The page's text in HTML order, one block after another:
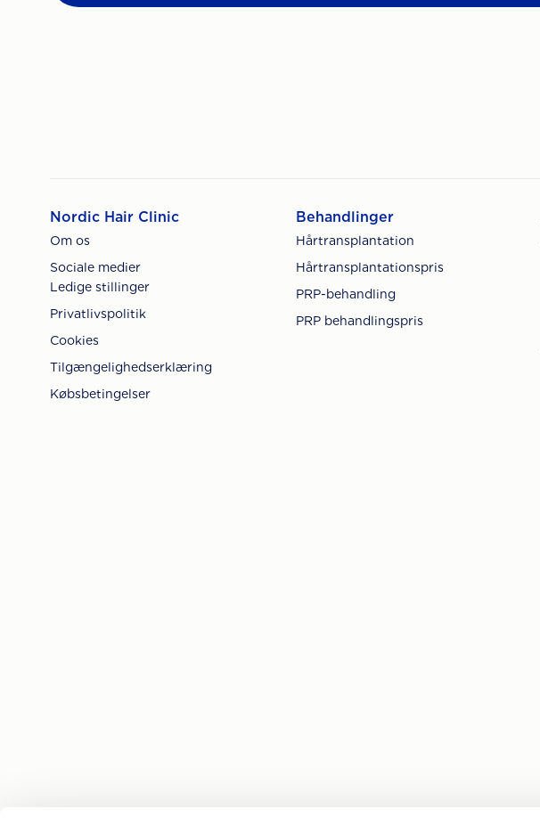
Nordic Hair Clinic
Om os
Sociale medier
Ledige stillinger
Privatlivspolitik
Cookies
Tilgængelighedserklæring
Købsbetingelser
Behandlinger
Hårtransplantation
Hårtransplantationspris
PRP-behandling
PRP behandlingspris